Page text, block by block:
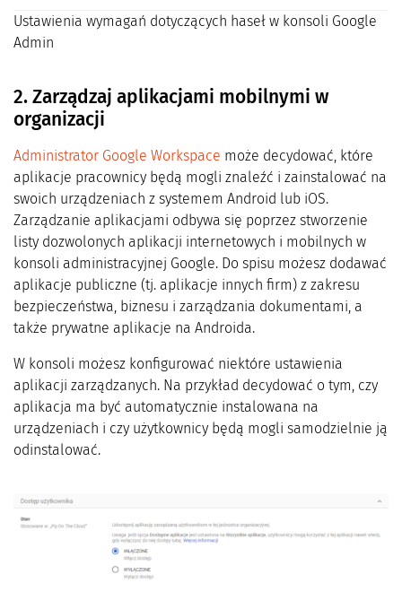
Ustawienia wymagań dotyczących haseł w konsoli Google
Admin
2. Zarządzaj aplikacjami mobilnymi w
organizacji
Administrator Google Workspace może decydować, które
aplikacje pracownicy będą mogli znaleźć i zainstalować na
swoich urządzeniach z systemem Android lub iOS.
Zarządzanie aplikacjami odbywa się poprzez stworzenie
listy dozwolonych aplikacji internetowych i mobilnych w
konsoli administracyjnej Google. Do spisu możesz dodawać
aplikacje publiczne (tj. aplikacje innych firm) z zakresu
bezpieczeństwa, biznesu i zarządzania dokumentami, a
także prywatne aplikacje na Androida.
W konsoli możesz konfigurować niektóre ustawienia
aplikacji zarządzanych. Na przykład decydować o tym, czy
aplikacja ma być automatycznie instalowana na
urządzeniach i czy użytkownicy będą mogli samodzielnie ją
odinstalować.